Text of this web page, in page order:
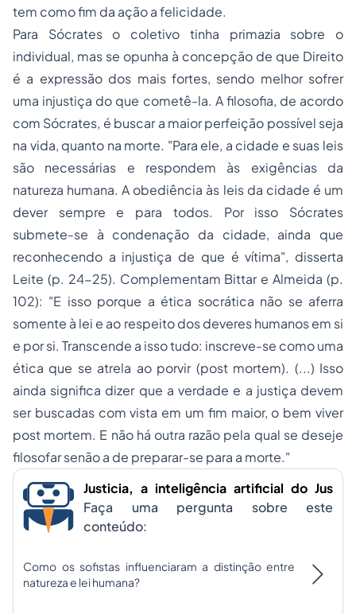
tem como fim da ação a felicidade.
Para Sócrates o coletivo tinha primazia sobre o
individual, mas se opunha à concepção de que Direito
é a expressão dos mais fortes, sendo melhor sofrer
uma injustiça do que cometê-la. A filosofia, de acordo
com Sócrates, é buscar a maior perfeição possível seja
na vida, quanto na morte. "Para ele, a cidade e suas leis
são necessárias e respondem às exigências da
natureza humana. A obediência às leis da cidade é um
dever sempre e para todos. Por isso Sócrates
submete-se à condenação da cidade, ainda que
reconhecendo a injustiça de que é vítima", disserta
Leite (p. 24-25). Complementam Bittar e Almeida (p.
102): "E isso porque a ética socrática não se aferra
somente à lei e ao respeito dos deveres humanos em si
e por si. Transcende a isso tudo: inscreve-se como uma
ética que se atrela ao porvir (post mortem). (...) Isso
ainda significa dizer que a verdade e a justiça devem
ser buscadas com vista em um fim maior, o bem viver
post mortem. E não há outra razão pela qual se deseje
filosofar senão a de preparar-se para a morte."
Justicia, a inteligência artificial do Jus
Faça uma pergunta sobre este
conteúdo:
Como os sofistas influenciaram a distinção entre
natureza e lei humana?